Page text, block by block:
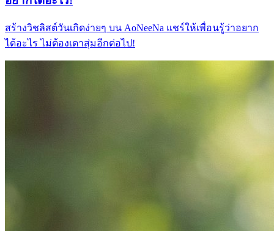
สร้างวิชลิสต์วันเกิดง่ายๆ บน AoNeeNa แชร์ให้เพื่อนรู้ว่าอยาก
ได้อะไร ไม่ต้องเดาสุ่มอีกต่อไป!